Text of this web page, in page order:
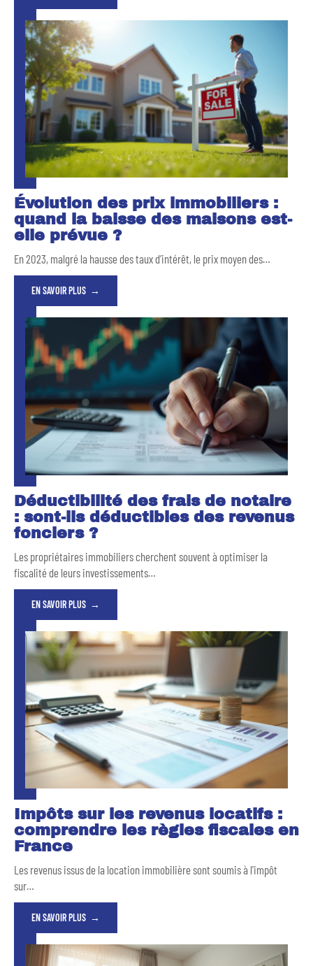
Évolution des prix immobiliers :
quand la baisse des maisons est-
elle prévue ?
En 2023, malgré la hausse des taux d’intérêt, le prix moyen des…
EN SAVOIR PLUS
Déductibilité des frais de notaire
: sont-ils déductibles des revenus
fonciers ?
Les propriétaires immobiliers cherchent souvent à optimiser la
fiscalité de leurs investissements…
EN SAVOIR PLUS
Impôts sur les revenus locatifs :
comprendre les règles fiscales en
France
Les revenus issus de la location immobilière sont soumis à l'impôt
sur…
EN SAVOIR PLUS